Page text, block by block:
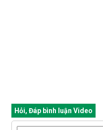
Hỏi, Đáp bình luận Video